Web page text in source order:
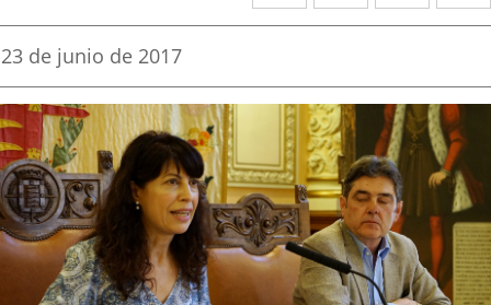
a
aplicación
externa.
a
aplicación
externa.
a
Fecha
la
noticia
23 de junio de 2017